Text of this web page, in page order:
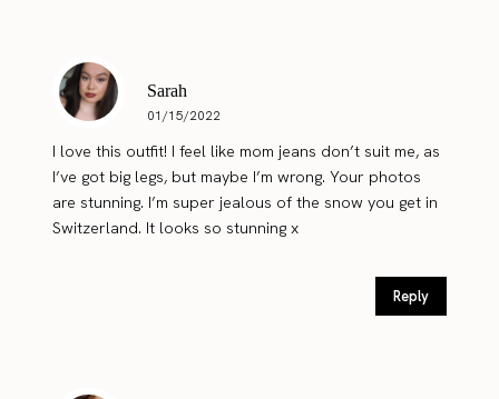
Sarah
01/15/2022
I love this outfit! I feel like mom jeans don’t suit me, as
I’ve got big legs, but maybe I’m wrong. Your photos
are stunning. I’m super jealous of the snow you get in
Switzerland. It looks so stunning x
Reply